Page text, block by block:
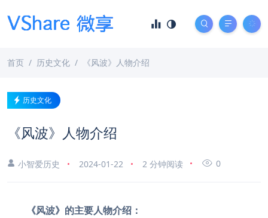
首页 历史文化 《风波》人物介绍
历史文化
《风波》人物介绍
小智爱历史 2024-01-22 2 分钟阅读 0
《风波》的主要人物介绍：